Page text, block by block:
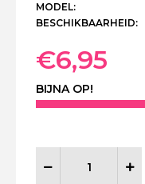
MODEL:
BESCHIKBAARHEID:
€6,95
BIJNA OP!